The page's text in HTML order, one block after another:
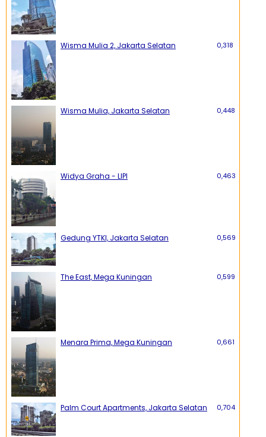
Wisma Mulia 2, Jakarta Selatan 0,318
Wisma Mulia, Jakarta Selatan 0,448
Widya Graha - LIPI 0,463
Gedung YTKI, Jakarta Selatan 0,569
The East, Mega Kuningan 0,599
Menara Prima, Mega Kuningan 0,661
Palm Court Apartments, Jakarta Selatan 0,704